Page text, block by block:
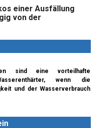
einer Ausfällung
von der
sind eine vorteilhafte
wenn die
und der Wasserverbrauch